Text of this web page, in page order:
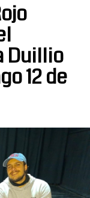
Duillio
12 de